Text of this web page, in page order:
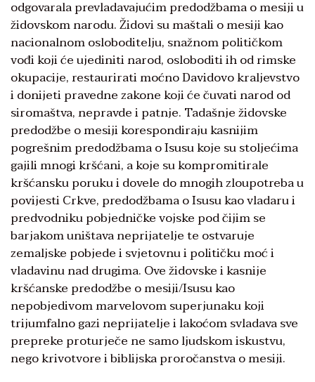
odgovarala prevladavajućim predodžbama o mesiji u
židovskom narodu. Židovi su maštali o mesiji kao
nacionalnom osloboditelju, snažnom političkom
vođi koji će ujediniti narod, osloboditi ih od rimske
okupacije, restaurirati moćno Davidovo kraljevstvo
i donijeti pravedne zakone koji će čuvati narod od
siromaštva, nepravde i patnje. Tadašnje židovske
predodžbe o mesiji korespondiraju kasnijim
pogrešnim predodžbama o Isusu koje su stoljećima
gajili mnogi kršćani, a koje su kompromitirale
kršćansku poruku i dovele do mnogih zloupotreba u
povijesti Crkve, predodžbama o Isusu kao vladaru i
predvodniku pobjedničke vojske pod čijim se
barjakom uništava neprijatelje te ostvaruje
zemaljske pobjede i svjetovnu i političku moć i
vladavinu nad drugima. Ove židovske i kasnije
kršćanske predodžbe o mesiji/Isusu kao
nepobjedivom marvelovom superjunaku koji
trijumfalno gazi neprijatelje i lakoćom svladava sve
prepreke proturječe ne samo ljudskom iskustvu,
nego krivotvore i biblijska proročanstva o mesiji.